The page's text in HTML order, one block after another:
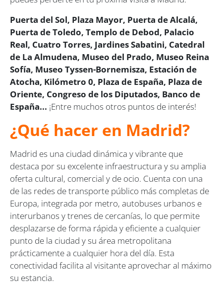
Puerta del Sol, Plaza Mayor, Puerta de Alcalá,
Puerta de Toledo, Templo de Debod, Palacio
Real, Cuatro Torres, Jardines Sabatini, Catedral
de La Almudena, Museo del Prado, Museo Reina
Sofía, Museo Tyssen-Bornemisza, Estación de
Atocha, Kilómetro 0, Plaza de España, Plaza de
Oriente, Congreso de los Diputados, Banco de
España... ¡Entre muchos otros puntos de interés!
¿Qué hacer en Madrid?
Madrid es una ciudad dinámica y vibrante que
destaca por su excelente infraestructura y su amplia
oferta cultural, comercial y de ocio. Cuenta con una
de las redes de transporte público más completas de
Europa, integrada por metro, autobuses urbanos e
interurbanos y trenes de cercanías, lo que permite
desplazarse de forma rápida y eficiente a cualquier
punto de la ciudad y su área metropolitana
prácticamente a cualquier hora del día. Esta
conectividad facilita al visitante aprovechar al máximo
su estancia.